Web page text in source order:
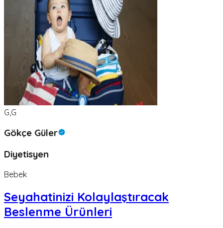
G,G
Gökçe Güler
Diyetisyen
Bebek
Seyahatinizi Kolaylaştıracak
Beslenme Ürünleri